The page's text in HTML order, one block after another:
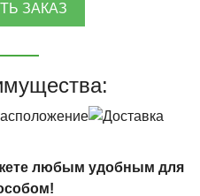
ЗАКАЗ
любым удобным для